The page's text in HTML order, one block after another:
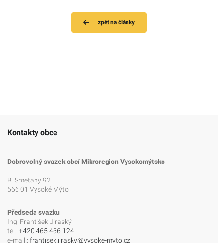
zpět na články
Kontakty obce
Dobrovolný svazek obcí Mikroregion Vysokomýtsko
B. Smetany 92
566 01 Vysoké Mýto
Předseda svazku
Ing. František Jiraský
tel.: +420 465 466 124
e-mail.: frantisek.jirasky@vysoke-myto.cz